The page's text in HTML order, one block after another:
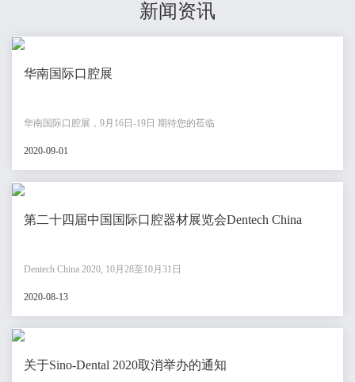
新闻资讯
华南国际口腔展
华南国际口腔展，9月16日-19日 期待您的莅临
2020-09-01
第二十四届中国国际口腔器材展览会Dentech China
Dentech China 2020, 10月28至10月31日
2020-08-13
关于Sino-Dental 2020取消举办的通知